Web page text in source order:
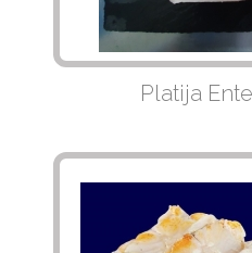
Platija